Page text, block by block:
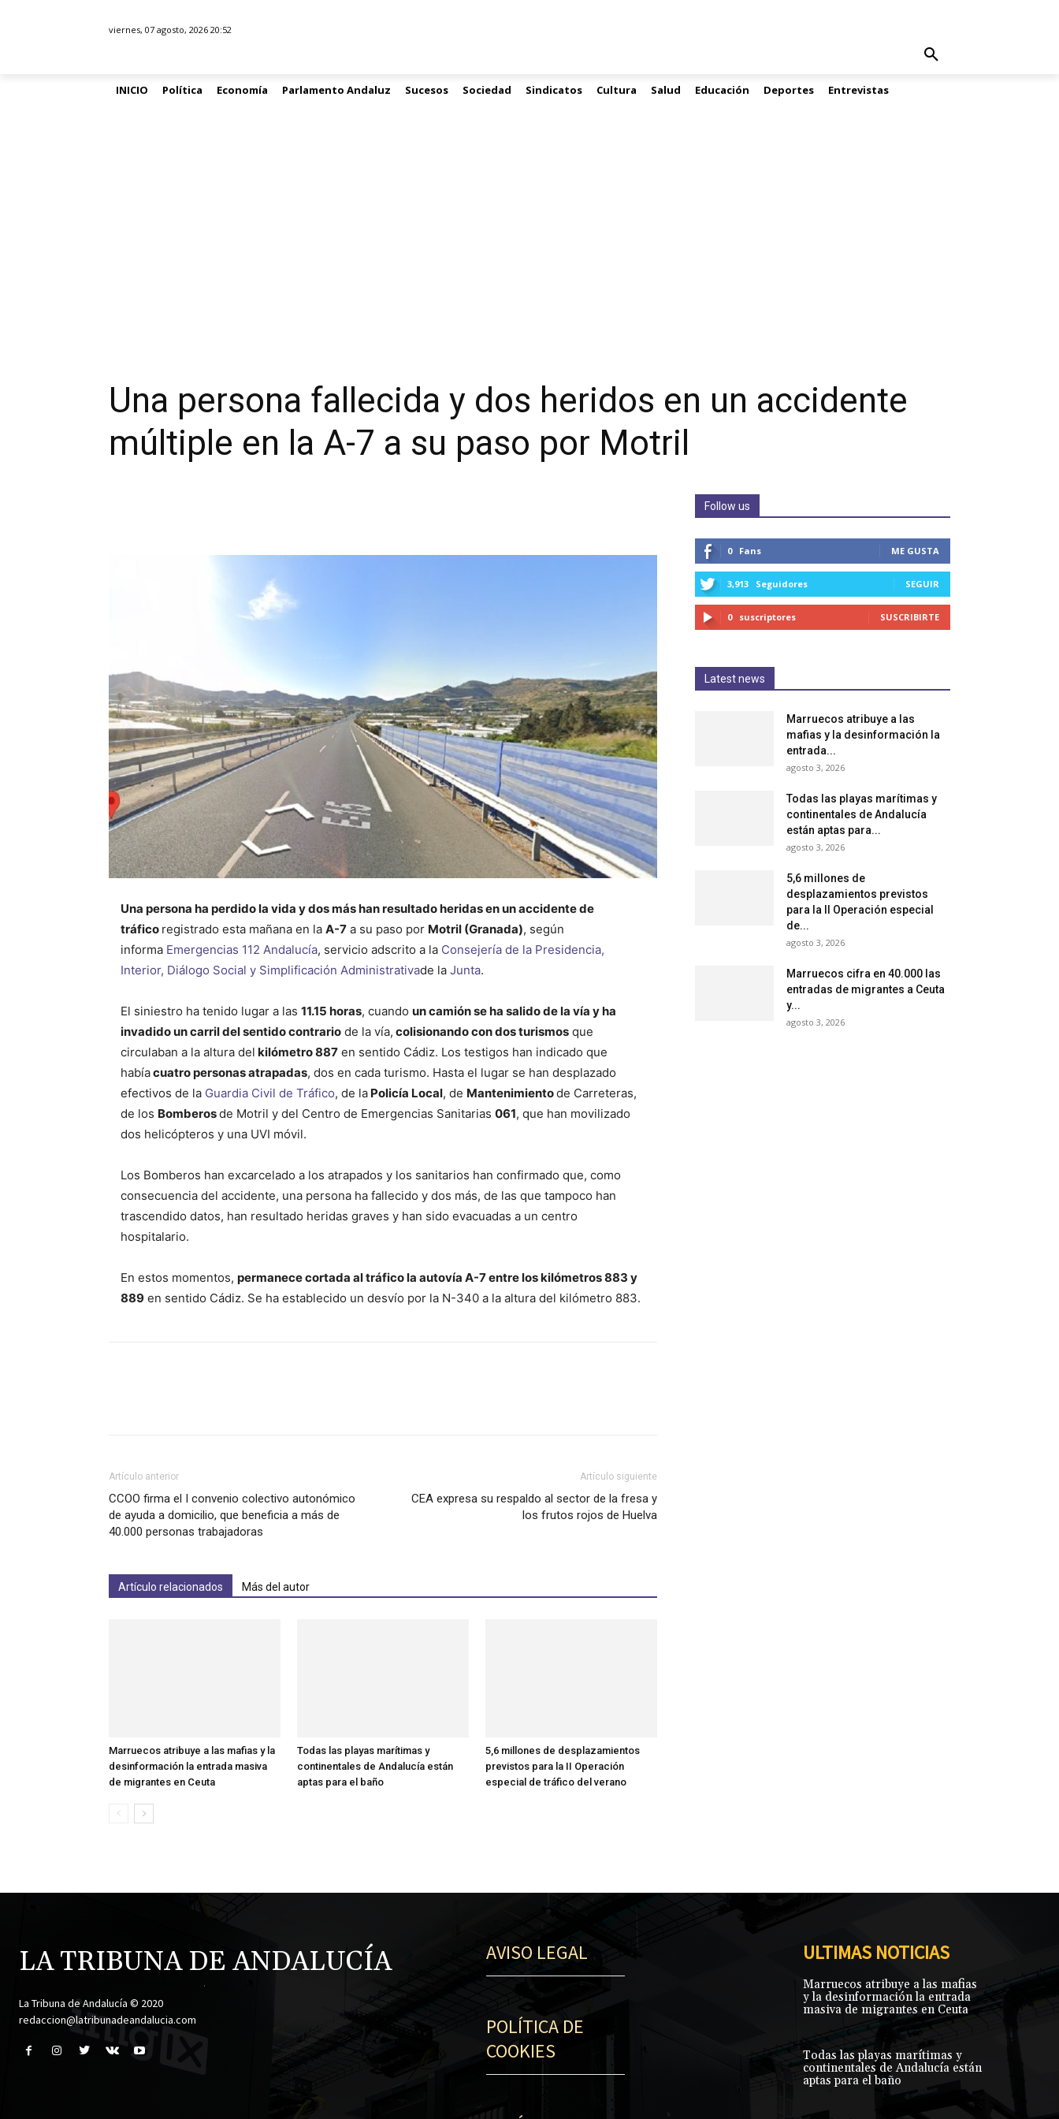
viernes, 07 agosto, 2026 20:52
INICIO Política Economía Parlamento Andaluz Sucesos Sociedad Sindicatos Cultura Salud Educación Deportes Entrevistas
Una persona fallecida y dos heridos en un accidente
múltiple en la A-7 a su paso por Motril
Una persona ha perdido la vida y dos más han resultado heridas en un accidente de
tráfico registrado esta mañana en la A-7 a su paso por Motril (Granada), según
informa Emergencias 112 Andalucía, servicio adscrito a la Consejería de la Presidencia,
Interior, Diálogo Social y Simplificación Administrativade la Junta.
El siniestro ha tenido lugar a las 11.15 horas, cuando un camión se ha salido de la vía y ha
invadido un carril del sentido contrario de la vía, colisionando con dos turismos que
circulaban a la altura del kilómetro 887 en sentido Cádiz. Los testigos han indicado que
habíacuatro personas atrapadas, dos en cada turismo. Hasta el lugar se han desplazado
efectivos de la Guardia Civil de Tráfico, de la Policía Local, de Mantenimientode Carreteras,
de los Bomberosde Motril y del Centro de Emergencias Sanitarias 061, que han movilizado
dos helicópteros y una UVI móvil.
Los Bomberos han excarcelado a los atrapados y los sanitarios han confirmado que, como
consecuencia del accidente, una persona ha fallecido y dos más, de las que tampoco han
trascendido datos, han resultado heridas graves y han sido evacuadas a un centro
hospitalario.
En estos momentos, permanece cortada al tráfico la autovía A-7 entre los kilómetros 883 y
889 en sentido Cádiz. Se ha establecido un desvío por la N-340 a la altura del kilómetro 883.
Artículo anterior
CCOO firma el I convenio colectivo autonómico
de ayuda a domicilio, que beneficia a más de
40.000 personas trabajadoras
Artículo siguiente
CEA expresa su respaldo al sector de la fresa y
los frutos rojos de Huelva
Artículo relacionados Más del autor
Marruecos atribuye a las mafias y la
desinformación la entrada masiva
de migrantes en Ceuta
Todas las playas marítimas y
continentales de Andalucía están
aptas para el baño
5,6 millones de desplazamientos
previstos para la II Operación
especial de tráfico del verano
Follow us
0 Fans ME GUSTA
3,913 Seguidores SEGUIR
0 suscriptores SUSCRIBIRTE
Latest news
Marruecos atribuye a las
mafias y la desinformación la
entrada...
agosto 3, 2026
Todas las playas marítimas y
continentales de Andalucía
están aptas para...
agosto 3, 2026
5,6 millones de
desplazamientos previstos
para la II Operación especial
de...
agosto 3, 2026
Marruecos cifra en 40.000 las
entradas de migrantes a Ceuta
y...
agosto 3, 2026
LA TRIBUNA DE ANDALUCÍA
.
La Tribuna de Andalucía © 2020
redaccion@latribunadeandalucia.com
AVISO LEGAL
POLÍTICA DE
COOKIES
ULTIMAS NOTICIAS
Marruecos atribuye a las mafias
y la desinformación la entrada
masiva de migrantes en Ceuta
Todas las playas marítimas y
continentales de Andalucía están
aptas para el baño